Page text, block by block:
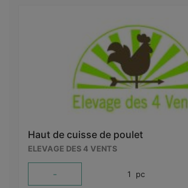
Haut de cuisse de poulet
ELEVAGE DES 4 VENTS
- 1 pc